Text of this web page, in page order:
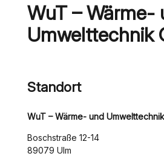
WuT – Wärme-
Umwelttechnik
Standort
WuT – Wärme- und
Boschstraße 12-14
89079 Ulm